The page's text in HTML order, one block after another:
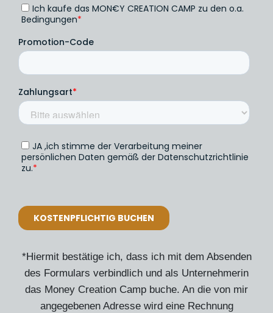
*Hiermit bestätige ich, dass ich mit dem Absenden
des Formulars verbindlich und als Unternehmerin
das Money Creation Camp buche. An die von mir
angegebenen Adresse wird eine Rechnung